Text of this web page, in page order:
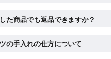
た商品でも返品できますか？
の手入れの仕方について